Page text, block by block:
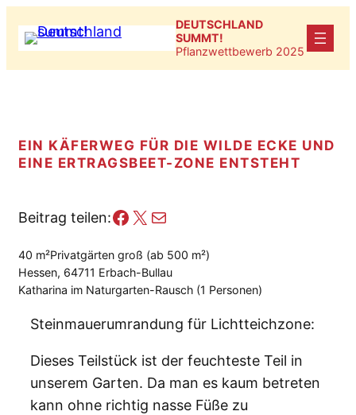
Inhalt
DEUTSCHLAND
SUMMT!
Pflanzwettbewerb 2025
EIN KÄFERWEG FÜR DIE WILDE ECKE UND
EINE ERTRAGSBEET-ZONE ENTSTEHT
Beitrag teilen:Facebook
X E-Mail
40 m²Privatgärten groß (ab 500 m²)
Hessen, 64711 Erbach-Bullau
Katharina im Naturgarten-Rausch (1 Personen)
Steinmauerumrandung für Lichtteichzone:
Dieses Teilstück ist der feuchteste Teil in
unserem Garten. Da man es kaum betreten
kann ohne richtig nasse Füße zu